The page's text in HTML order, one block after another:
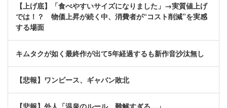
【上げ底】「食べやすいサイズになりました」→実質値上げ
では！？ 物価上昇が続く中、消費者が“コスト削減”を実感
する場面
キムタクが如く最終作が出て5年経過するも新作音沙汰無し
【悲報】ワンピース、ギャバン敗北